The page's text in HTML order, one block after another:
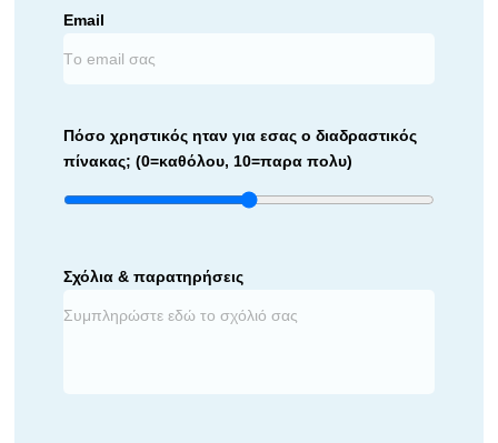
Email
Πόσο χρηστικός ηταν για εσας ο διαδραστικός
πίνακας; (0=καθόλου, 10=παρα πολυ)
Σχόλια & παρατηρήσεις